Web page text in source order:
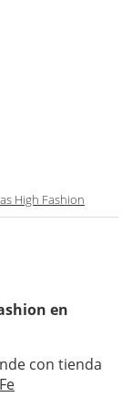
High Fashion
en
con tienda